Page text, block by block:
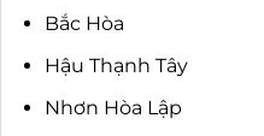
Bắc Hòa
Hậu Thạnh Tây
Nhơn Hòa Lập